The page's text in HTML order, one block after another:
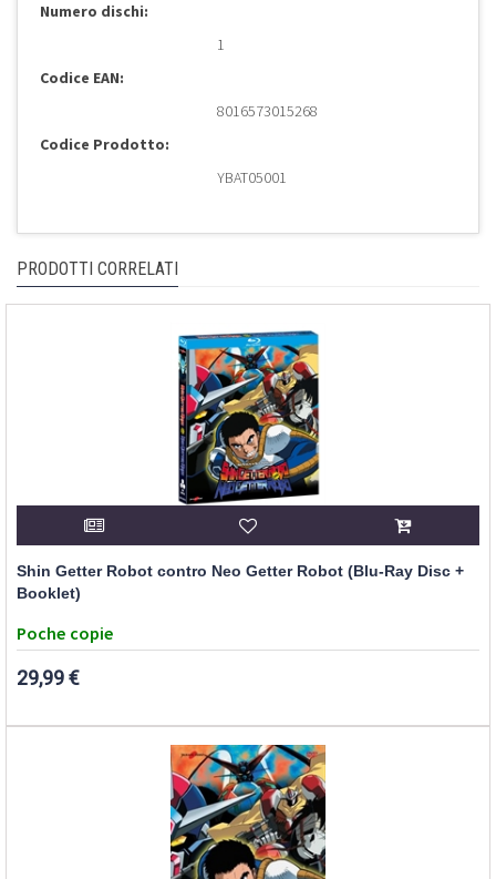
Numero dischi:
1
Codice EAN:
8016573015268
Codice Prodotto:
YBAT05001
PRODOTTI CORRELATI
Shin Getter Robot contro Neo Getter Robot (Blu-Ray Disc +
Booklet)
Poche copie
29,99 €